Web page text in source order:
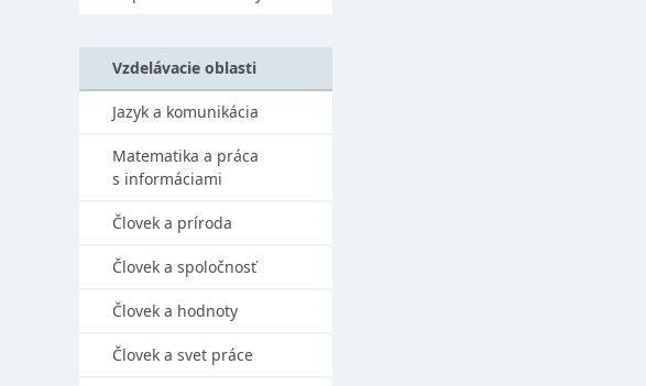
Vzdelávacie oblasti
Jazyk a komunikácia
Matematika a práca
s informáciami
Človek a príroda
Človek a spoločnosť
Človek a hodnoty
Človek a svet práce